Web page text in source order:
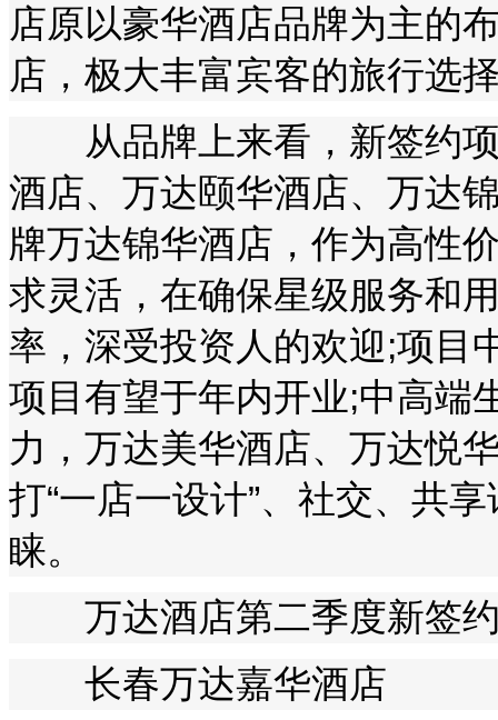
店原以豪华酒店品牌为主的
店，极大丰富宾客的旅行选
从品牌上来看，新签约项
酒店、万达颐华酒店、万达
牌万达锦华酒店，作为高性
求灵活，在确保星级服务和
率，深受投资人的欢迎;项目
项目有望于年内开业;中高端
力，万达美华酒店、万达悦
打“一店一设计”、社交、共
睐。
万达酒店第二季度新签约
长春万达嘉华酒店